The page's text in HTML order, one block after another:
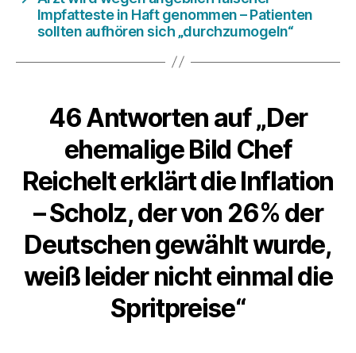
Impfatteste in Haft genommen – Patienten
sollten aufhören sich „durchzumogeln“
46 Antworten auf „Der
ehemalige Bild Chef
Reichelt erklärt die Inflation
– Scholz, der von 26% der
Deutschen gewählt wurde,
weiß leider nicht einmal die
Spritpreise“